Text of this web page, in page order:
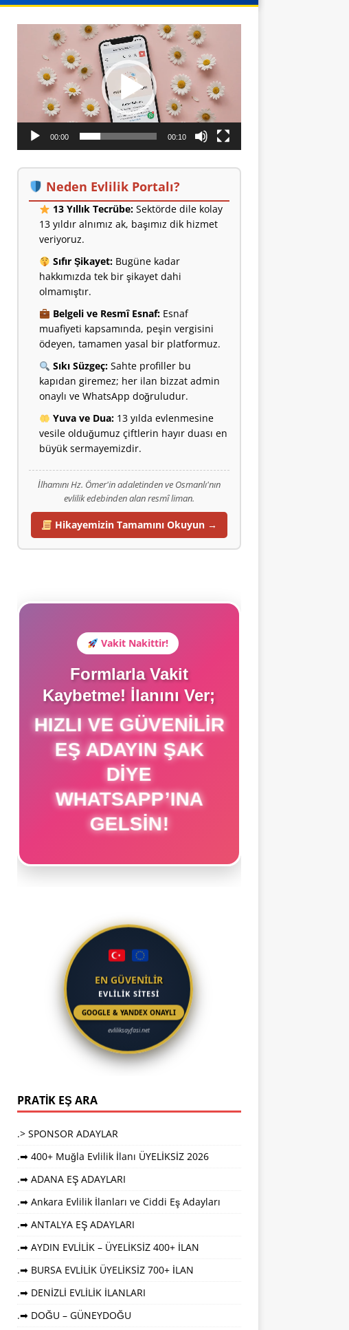
oynatıcı
00:00 00:10
Neden Evlilik Portalı?
13 Yıllık Tecrübe:Sektörde dile kolay
13 yıldır alnımız ak, başımız dik hizmet
veriyoruz.
Sıfır Şikayet:Bugüne kadar
hakkımızda tek bir şikayet dahi
olmamıştır.
Belgeli ve Resmî Esnaf:Esnaf
muafiyeti kapsamında, peşin vergisini
ödeyen, tamamen yasal bir platformuz.
Sıkı Süzgeç:Sahte profiller bu
kapıdan giremez; her ilan bizzat admin
onaylı ve WhatsApp doğruludur.
Yuva ve Dua:13 yılda evlenmesine
vesile olduğumuz çiftlerin hayır duası en
büyük sermayemizdir.
İlhamını Hz. Ömer'in adaletinden ve Osmanlı'nın
evlilik edebinden alan resmî liman.
Hikayemizin Tamamını Okuyun →
Vakit Nakittir!
Formlarla Vakit
Kaybetme! İlanını Ver;
HIZLI VE GÜVENILIR
EŞ ADAYIN ŞAK
DIYE
WHATSAPP’INA
GELSIN!
EN GÜVENİLİR
EVLİLİK SİTESİ
GOOGLE & YANDEX ONAYLI
evliliksayfasi.net
PRATİK EŞ ARA
.> SPONSOR ADAYLAR
.➡ 400+ Muğla Evlilik İlanı ÜYELİKSİZ 2026
.➡ ADANA EŞ ADAYLARI
.➡ Ankara Evlilik İlanları ve Ciddi Eş Adayları
.➡ ANTALYA EŞ ADAYLARI
.➡ AYDIN EVLİLİK – ÜYELİKSİZ 400+ İLAN
.➡ BURSA EVLİLİK ÜYELİKSİZ 700+ İLAN
.➡ DENİZLİ EVLİLİK İLANLARI
.➡ DOĞU – GÜNEYDOĞU